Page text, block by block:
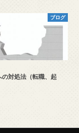
ブログ
の対処法（転職、起